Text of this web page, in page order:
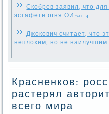
Скобрев заявил, что
эстафете огня ОИ-2014
Джокович считает, что
неплохим, но не наилучшим
Красненков:
растерял
всего мира